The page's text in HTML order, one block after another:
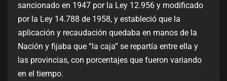
sancionado en 1947 por la Ley 12.956 y modificado
por la Ley 14.788 de 1958, y estableció que la
aplicación y recaudación quedaba en manos de la
Nación y fijaba que “la caja” se repartía entre ella y
las provincias, con porcentajes que fueron variando
en el tiempo.